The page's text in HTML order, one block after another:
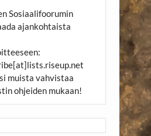
Sosiaalifoorumin
ajankohtaista
muista vahvistaa
ohjeiden mukaan!